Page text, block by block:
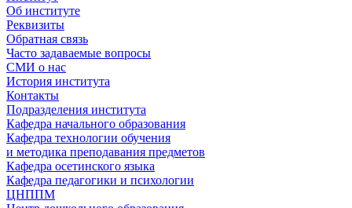
Об институте
Реквизиты
Обратная связь
Часто задаваемые вопросы
СМИ о нас
История института
Контакты
Подразделения института
Кафедра начального образования
Кафедра технологии обучения
и методика преподавания предметов
Кафедра осетинского языка
Кафедра педагогики и психологии
ЦНППМ